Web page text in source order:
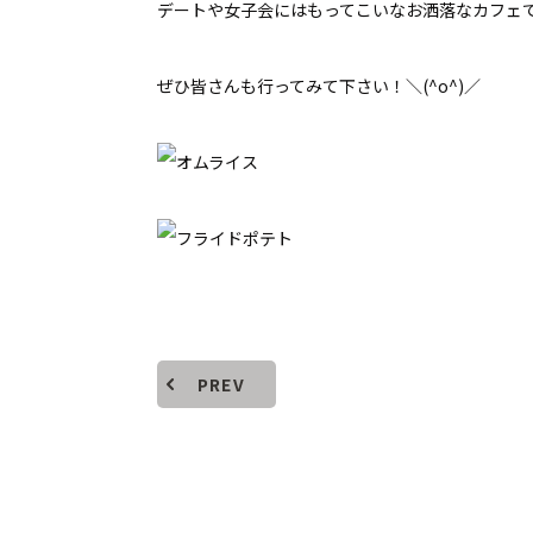
デートや女子会にはもってこいなお洒落なカフ
ぜひ皆さんも行ってみて下さい！＼(^o^)／
PREV